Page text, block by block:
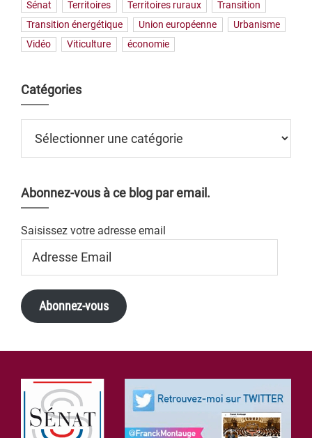
Sénat
Territoires Territoires ruraux
Transition
Transition énergétique
Union européenne
Urbanisme
Vidéo
Viticulture économie
Catégories
Abonnez-vous à ce blog par email.
Saisissez votre adresse email
Email
Abonnez-vous
Footer